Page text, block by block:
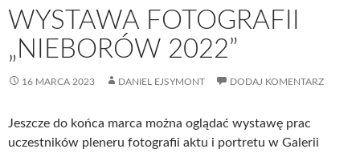
WYSTAWA FOTOGRAFII
„NIEBORÓW 2022”
16 MARCA 2023 DANIEL EJSYMONT DODAJ KOMENTARZ
Jeszcze do końca marca można oglądać wystawę prac
uczestników pleneru fotografii aktu i portretu w Galerii